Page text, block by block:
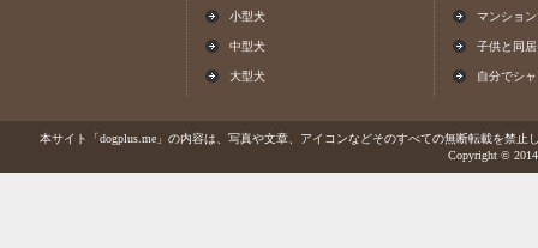
小型犬
中型犬
大型犬
マンショ
子供と同
自分でシ
本サイト「dogplus.me」の内容は、写真や文章、アイコンなどそのすべての無断転載を禁
Copyright ©